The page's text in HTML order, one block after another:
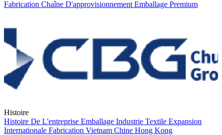
Fabrication Chaîne D'approvisionnement Emballage Premium
Histoire
Histoire De L'entreprise Emballage Industrie Textile Expansion
Internationale Fabrication Vietnam Chine Hong Kong